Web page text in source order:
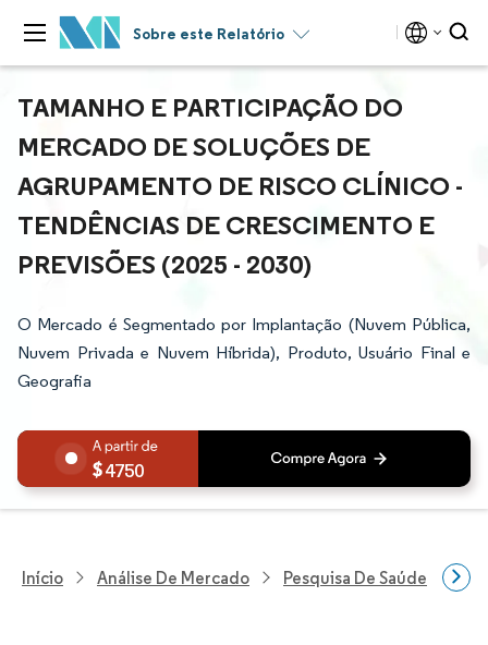
Sobre este Relatório
TAMANHO E PARTICIPAÇÃO DO
MERCADO DE SOLUÇÕES DE
AGRUPAMENTO DE RISCO CLÍNICO -
TENDÊNCIAS DE CRESCIMENTO E
PREVISÕES (2025 - 2030)
O Mercado é Segmentado por Implantação (Nuvem Pública,
Nuvem Privada e Nuvem Híbrida), Produto, Usuário Final e
Geografia
4750
Início Análise De Mercado Pesquisa De Saúde